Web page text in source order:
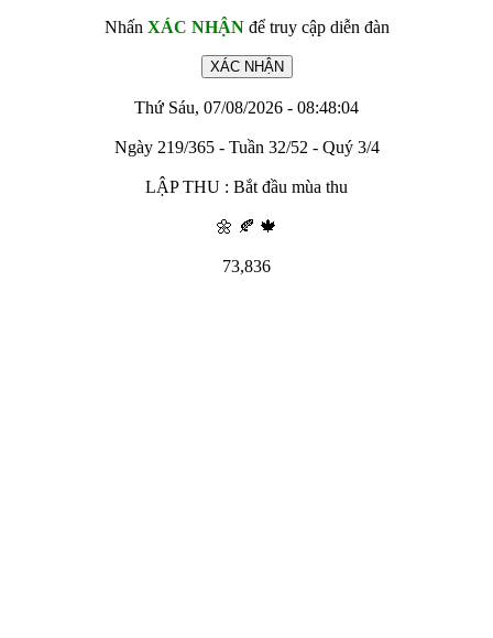
Nhấn XÁC NHẬNđể truy cập diễn đàn
Thứ Sáu, 07/08/2026 - 08:48:04
Ngày 219/365 - Tuần 32/52 - Quý 3/4
LẬP THU : Bắt đầu mùa thu
🌼 🍂 🍁
73,836